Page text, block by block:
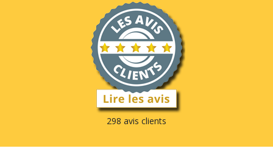
298 avis clients